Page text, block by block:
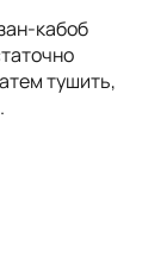
кабоб
тушить,